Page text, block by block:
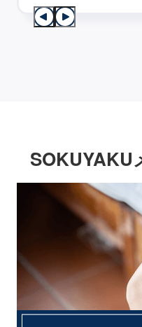
SOKUYAKU